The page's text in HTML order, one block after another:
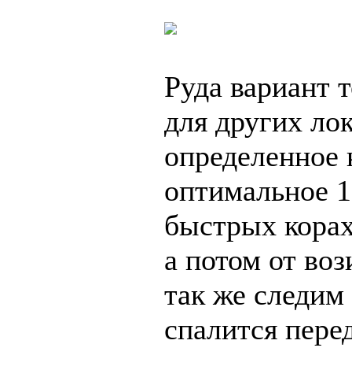
Руда вариант
для других
оптимальное
быстрых
а потом от
так же
спалится